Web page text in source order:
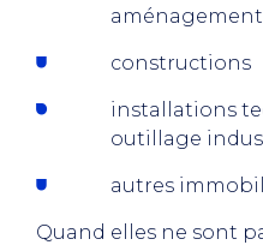
constructions
installations
outillage
autres
Quand elles ne sont